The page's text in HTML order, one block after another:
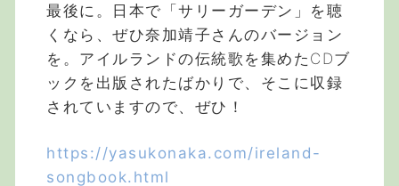
最後に。日本で「サリーガーデン」を聴
くなら、ぜひ奈加靖子さんのバージョン
を。アイルランドの伝統歌を集めたCDブ
ックを出版されたばかりで、そこに収録
されていますので、ぜひ！
https://yasukonaka.com/ireland-
songbook.html